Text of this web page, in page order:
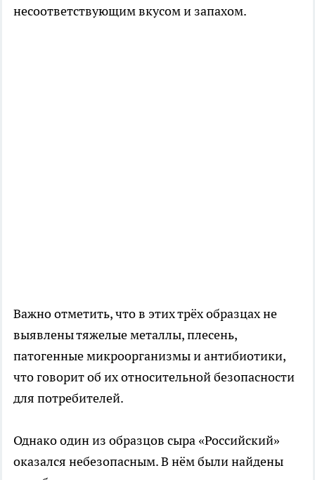
несоответствующим вкусом и запахом.
Важно отметить, что в этих трёх образцах не
выявлены тяжелые металлы, плесень,
патогенные микроорганизмы и антибиотики,
что говорит об их относительной безопасности
для потребителей.
Однако один из образцов сыра «Российский»
оказался небезопасным. В нём были найдены